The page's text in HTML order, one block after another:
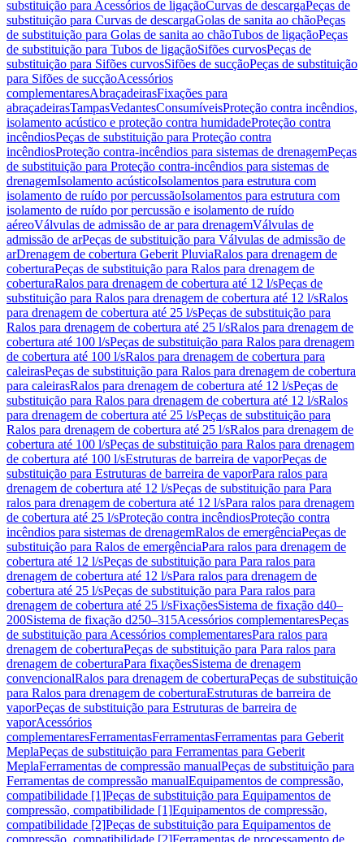
substituição para Acessórios de ligaçãoCurvas de descargaPeças de
substituição para Curvas de descargaGolas de sanita ao chãoPeças
de substituição para Golas de sanita ao chãoTubos de ligaçãoPeças
de substituição para Tubos de ligaçãoSifões curvosPeças de
substituição para Sifões curvosSifões de sucçãoPeças de substituição
para Sifões de sucçãoAcessórios
complementaresAbraçadeirasFixações para
abraçadeirasTampasVedantesConsumíveisProteção contra incêndios,
isolamento acústico e proteção contra humidadeProteção contra
incêndiosPeças de substituição para Proteção contra
incêndiosProteção contra-incêndios para sistemas de drenagemPeças
de substituição para Proteção contra-incêndios para sistemas de
drenagemIsolamento acústicoIsolamentos para estrutura com
isolamento de ruído por percussãoIsolamentos para estrutura com
isolamento de ruído por percussão e isolamento de ruído
aéreoVálvulas de admissão de ar para drenagemVálvulas de
admissão de arPeças de substituição para Válvulas de admissão de
arDrenagem de cobertura Geberit PluviaRalos para drenagem de
coberturaPeças de substituição para Ralos para drenagem de
coberturaRalos para drenagem de cobertura até 12 l/sPeças de
substituição para Ralos para drenagem de cobertura até 12 l/sRalos
para drenagem de cobertura até 25 l/sPeças de substituição para
Ralos para drenagem de cobertura até 25 l/sRalos para drenagem de
cobertura até 100 l/sPeças de substituição para Ralos para drenagem
de cobertura até 100 l/sRalos para drenagem de cobertura para
caleirasPeças de substituição para Ralos para drenagem de cobertura
para caleirasRalos para drenagem de cobertura até 12 l/sPeças de
substituição para Ralos para drenagem de cobertura até 12 l/sRalos
para drenagem de cobertura até 25 l/sPeças de substituição para
Ralos para drenagem de cobertura até 25 l/sRalos para drenagem de
cobertura até 100 l/sPeças de substituição para Ralos para drenagem
de cobertura até 100 l/sEstruturas de barreira de vaporPeças de
substituição para Estruturas de barreira de vaporPara ralos para
drenagem de cobertura até 12 l/sPeças de substituição para Para
ralos para drenagem de cobertura até 12 l/sPara ralos para drenagem
de cobertura até 25 l/sProteção contra incêndiosProteção contra
incêndios para sistemas de drenagemRalos de emergênciaPeças de
substituição para Ralos de emergênciaPara ralos para drenagem de
cobertura até 12 l/sPeças de substituição para Para ralos para
drenagem de cobertura até 12 l/sPara ralos para drenagem de
cobertura até 25 l/sPeças de substituição para Para ralos para
drenagem de cobertura até 25 l/sFixaçõesSistema de fixação d40–
200Sistema de fixação d250–315Acessórios complementaresPeças
de substituição para Acessórios complementaresPara ralos para
drenagem de coberturaPeças de substituição para Para ralos para
drenagem de coberturaPara fixaçõesSistema de drenagem
convencionalRalos para drenagem de coberturaPeças de substituição
para Ralos para drenagem de coberturaEstruturas de barreira de
vaporPeças de substituição para Estruturas de barreira de
vaporAcessórios
complementaresFerramentasFerramentasFerramentas para Geberit
MeplaPeças de substituição para Ferramentas para Geberit
MeplaFerramentas de compressão manualPeças de substituição para
Ferramentas de compressão manualEquipamentos de compressão,
compatibilidade [1]Peças de substituição para Equipamentos de
compressão, compatibilidade [1]Equipamentos de compressão,
compatibilidade [2]Peças de substituição para Equipamentos de
compressão, compatibilidade [2]Ferramentas de processamento de